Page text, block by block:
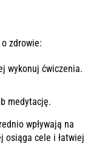
zdrowie:
wykonuj ćwiczenia.
medytację.
wpływają na
osiąga cele i łatwiej